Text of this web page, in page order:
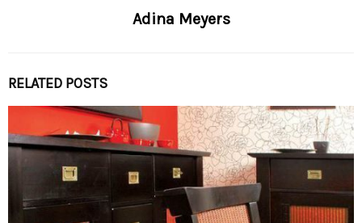
Adina Meyers
RELATED POSTS